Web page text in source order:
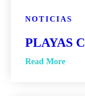
NOTICIAS
PLAYAS
Read More